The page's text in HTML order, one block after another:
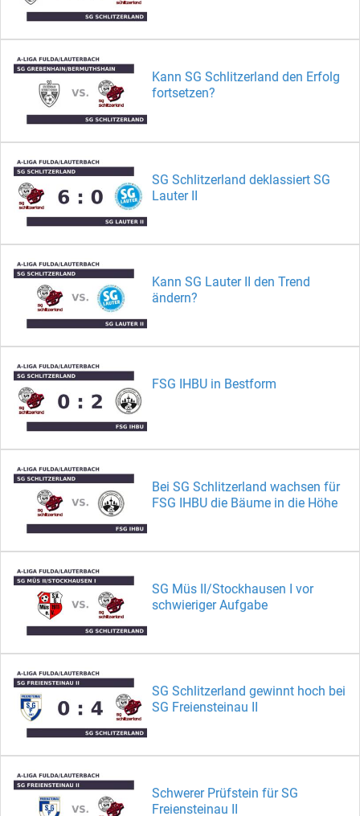
Kann SG Schlitzerland den Erfolg
fortsetzen?
SG Schlitzerland deklassiert SG
Lauter II
Kann SG Lauter II den Trend
ändern?
FSG IHBU in Bestform
Bei SG Schlitzerland wachsen für
FSG IHBU die Bäume in die Höhe
SG Müs II/Stockhausen I vor
schwieriger Aufgabe
SG Schlitzerland gewinnt hoch bei
SG Freiensteinau II
Schwerer Prüfstein für SG
Freiensteinau II